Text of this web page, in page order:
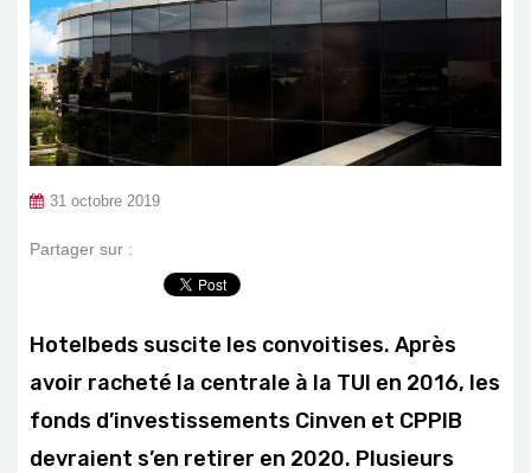
31 octobre 2019
Partager sur :
Hotelbeds suscite les convoitises. Après
avoir racheté la centrale à la TUI en 2016, les
fonds d’investissements Cinven et CPPIB
devraient s’en retirer en 2020. Plusieurs